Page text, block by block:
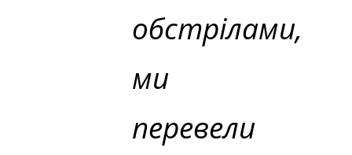
обстрілами,
ми
перевели